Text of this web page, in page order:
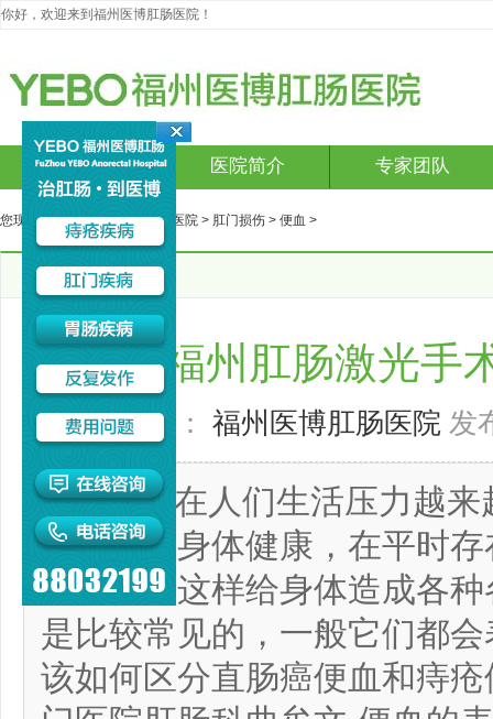
你好，欢迎来到福州医博肛肠医院！
网站首页 医院简介 专家团队
您现在的位置：福州医博肛肠医院 > 肛门损伤 > 便血 >
文章详细
福州肛肠激光手
来源： 福州医博肛肠医院发
由于现在人们生活压力越
略自己的身体健康，在平时
不规律，这样给身体造成各
是比较常见的，一般它们都
该如何区分直肠癌便血和痔